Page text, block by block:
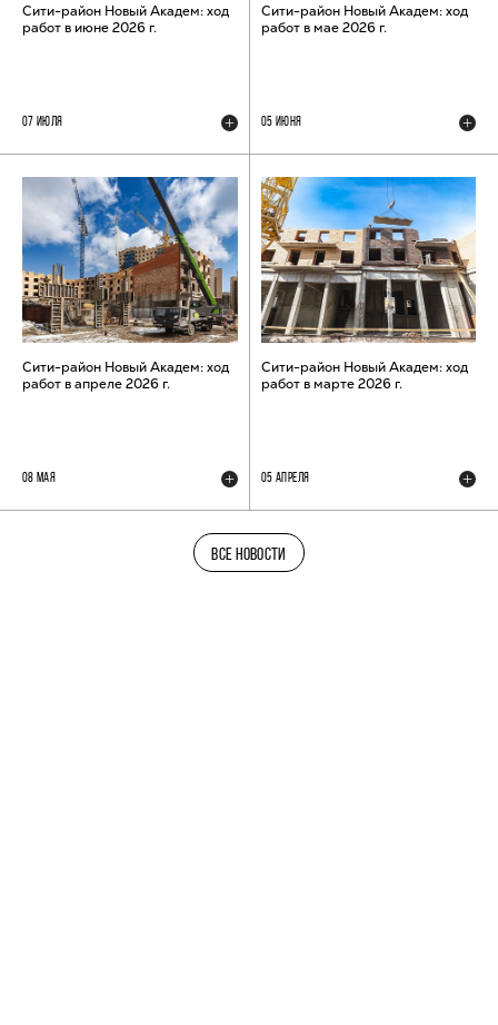
Сити-район Новый Академ: ход
работ в июне 2026 г.
07 ИЮЛЯ
Сити-район Новый Академ: ход
работ в мае 2026 г.
05 ИЮНЯ
Сити-район Новый Академ: ход
работ в апреле 2026 г.
08 МАЯ
Сити-район Новый Академ: ход
работ в марте 2026 г.
05 АПРЕЛЯ
ВСЕ НОВОСТИ